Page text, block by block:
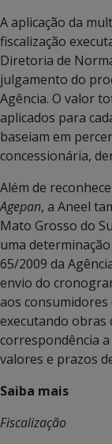
A aplicação da
fiscalização
Diretoria de
julgamento do
Agência. O valor
aplicados para
baseiam em
concessionária,
Além de
Agepan, a Aneel
Mato Grosso do
uma
65/2009 da
envio do
aos
executando obras
correspondência
valores e prazos
Saiba mais
Fiscalização